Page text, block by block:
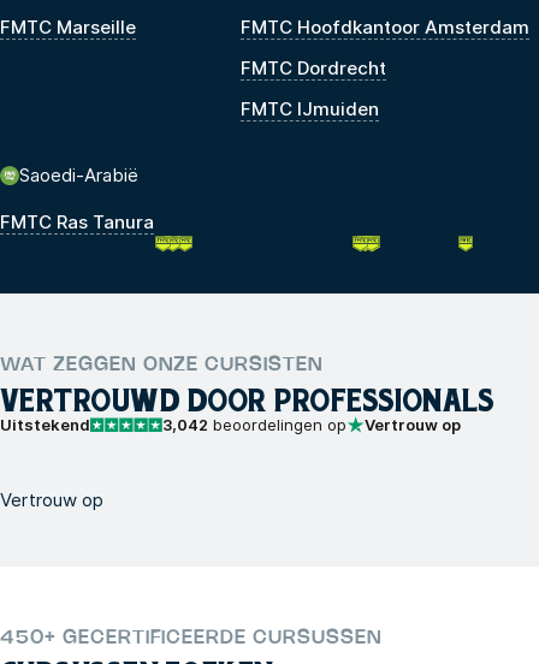
FMTC Marseille
FMTC Hoofdkantoor Amsterdam
FMTC Dordrecht
FMTC IJmuiden
Saoedi-Arabië
FMTC Ras Tanura
WAT ZEGGEN ONZE CURSISTEN
VERTROUWD DOOR PROFESSIONALS
Uitstekend 3,042 beoordelingen op Vertrouw op
Vertrouw op
450+ GECERTIFICEERDE CURSUSSEN